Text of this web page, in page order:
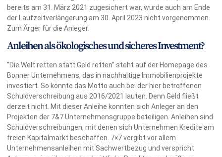
bereits am 31. März 2021 zugesichert war, wurde auch am Ende
der Laufzeitverlängerung am 30. April 2023 nicht vorgenommen.
Zum Ärger für die Anleger.
Anleihen als ökologisches und sicheres Investment?
“Die Welt retten statt Geld retten” steht auf der Homepage des
Bonner Unternehmens, das in nachhaltige Immobilienprojekte
investiert. So könnte das Motto auch bei der hier betroffenen
Schuldverschreibung aus 2016/2021 lauten. Denn Geld fließt
derzeit nicht. Mit dieser Anleihe konnten sich Anleger an den
Projekten der 7&7 Unternehmensgruppe beteiligen. Anleihen sind
Schuldverschreibungen, mit denen sich Unternehmen Kredite am
freien Kapitalmarkt beschaffen. 7×7 vergibt vor allem
Unternehmensanleihen mit Sachwertbezug und verspricht